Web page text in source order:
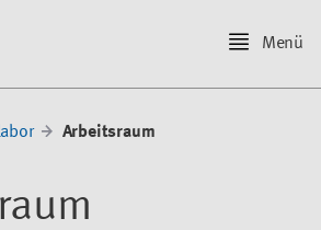
Menü
Arbeitsraum